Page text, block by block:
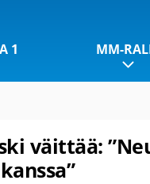
1 MM-
väittää: